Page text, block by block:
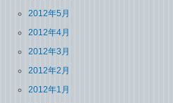
2012年5月
2012年4月
2012年3月
2012年2月
2012年1月